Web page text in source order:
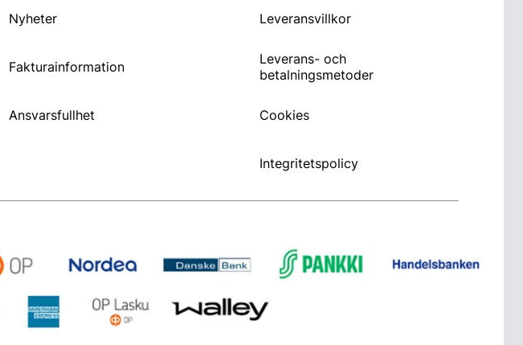
Nyheter
Fakturainformation
Ansvarsfullhet
Leveransvillkor
Leverans- och
betalningsmetoder
Cookies
Integritetspolicy